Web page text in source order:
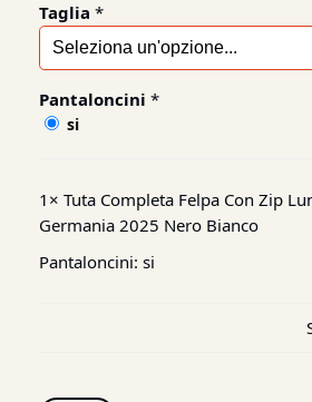
Taglia *
Pantaloncini *
si
1× Tuta Completa Felpa Con Zip
Germania 2025 Nero Bianco
Pantaloncini: si